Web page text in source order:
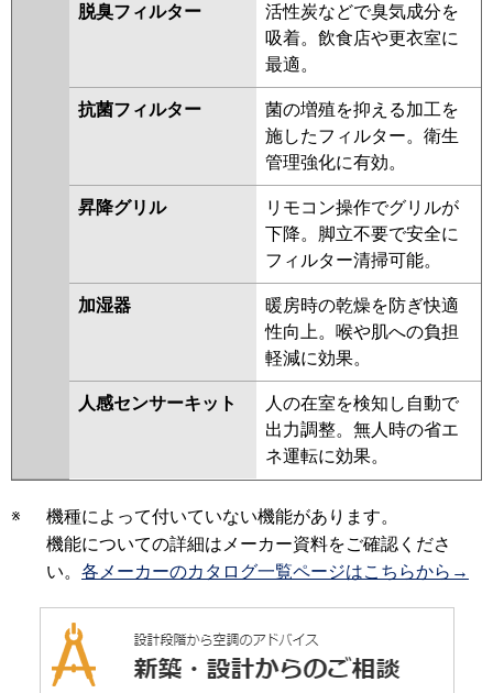
脱臭フィルター
活性炭などで臭気成分を
吸着。飲食店や更衣室に
最適。
抗菌フィルター
菌の増殖を抑える加工を
施したフィルター。衛生
管理強化に有効。
昇降グリル
リモコン操作でグリルが
下降。脚立不要で安全に
フィルター清掃可能。
加湿器
暖房時の乾燥を防ぎ快適
性向上。喉や肌への負担
軽減に効果。
人感センサーキット
人の在室を検知し自動で
出力調整。無人時の省エ
ネ運転に効果。
※
機種によって付いていない機能があります。
機能についての詳細はメーカー資料をご確認くださ
い。 各メーカーのカタログ一覧ページはこちらから→